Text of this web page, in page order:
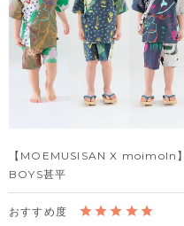
【MOEMUSISAN X moimoln】
BOYS甚平